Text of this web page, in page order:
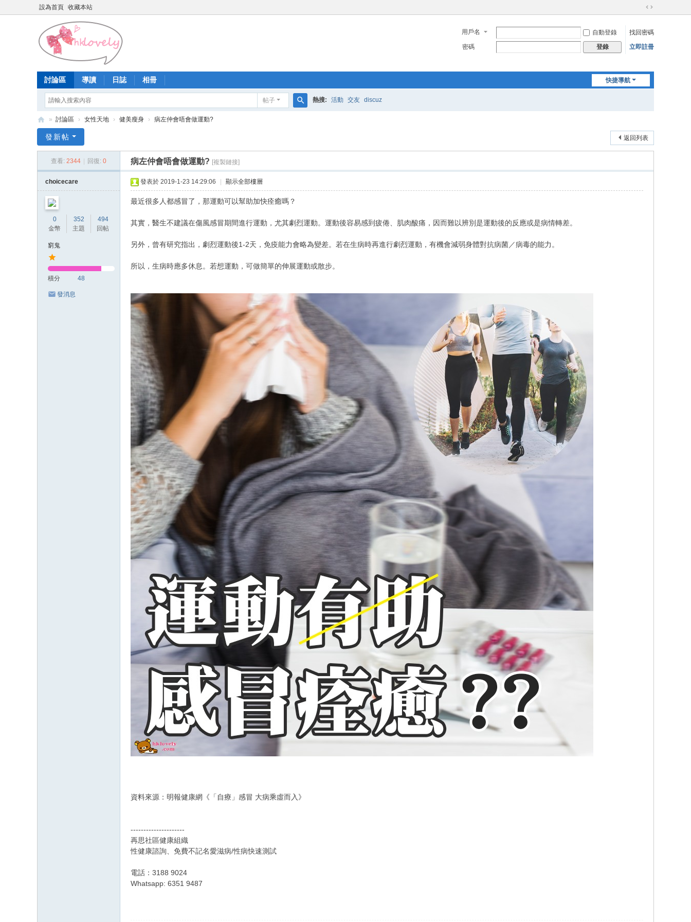
設為首頁 收藏本站
切
到
寬
用戶名 自動登錄
找回密碼
密碼
登錄 立即註冊
快捷導航
討論區 導讀 日誌 相冊
帖子 熱搜: 活動 交友 discuz
港
» 討論區 › 女性天地 › 健美瘦身 › 病左仲會唔會做運動?
返回列表
發新帖
查看: 2344 回復: 0 病左仲會唔會做運動? [複製鏈接]
choicecare
0
金幣
352
主題
494
回帖
窮鬼
積分 48
發消息
發表於 2019-1-23 14:29:06 顯示全部樓層
最近很多人都感冒了，那運動可以幫助加快痊癒嗎？
其實，醫生不建議在傷風感冒期間進行運動，尤其劇烈運動。運動後容易感到疲倦、肌肉酸痛，因而難以辨別是運動後的反應或是病情轉差。
另外，曾有研究指出，劇烈運動後1-2天，免疫能力會略為變差。若在生病時再進行劇烈運動，有機會減弱身體對抗病菌／病毒的能力。
所以，生病時應多休息。若想運動，可做簡單的伸展運動或散步。
資料來源：明報健康網《「自療」感冒 大病乘虛而入》
---------------------
再思社區健康組織
性健康諮詢、免費不記名愛滋病/性病快速測試
電話：3188 9024
Whatsapp: 6351 9487